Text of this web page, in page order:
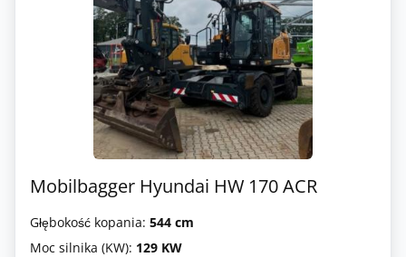
Mobilbagger Hyundai HW 170 ACR
Głębokość kopania: 544 cm
Moc silnika (KW): 129 KW